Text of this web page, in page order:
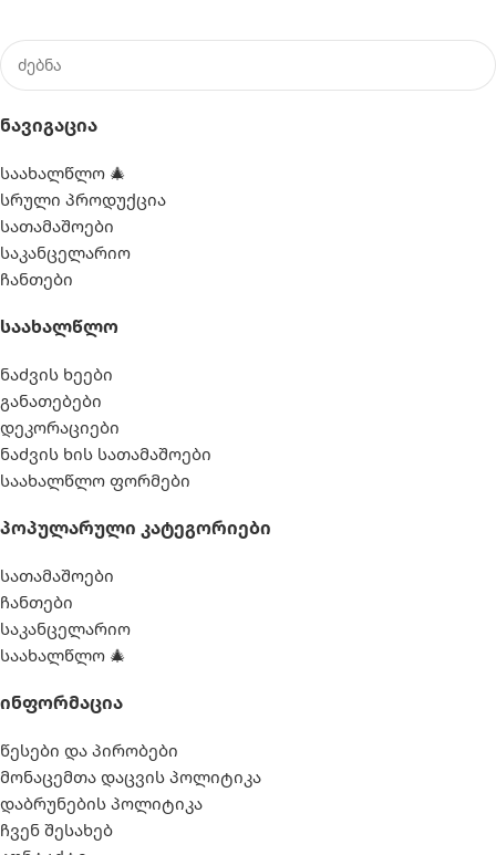
Ნავიგაცია
საახალწლო 🎄
სრული პროდუქცია
სათამაშოები
საკანცელარიო
ჩანთები
Საახალწლო
ნაძვის ხეები
განათებები
დეკორაციები
ნაძვის ხის სათამაშოები
საახალწლო ფორმები
Პოპულარული Კატეგორიები
სათამაშოები
ჩანთები
საკანცელარიო
საახალწლო 🎄
Ინფორმაცია
წესები და პირობები
მონაცემთა დაცვის პოლიტიკა
დაბრუნების პოლიტიკა
ჩვენ შესახებ